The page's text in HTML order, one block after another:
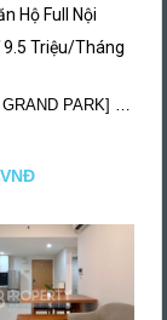
Hộ Full Nội
9.5 Triệu/Tháng